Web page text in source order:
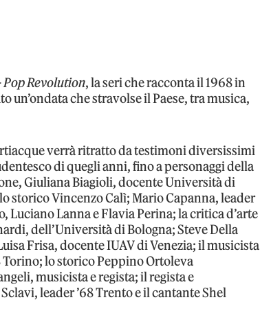
Pop Revolution, la seri che racconta il 1968 in
un’ondata che stravolse il Paese, tra musica,
verrà ritratto da testimoni diversissimi
di quegli anni, fino a personaggi della
Giuliana Biagioli, docente Università di
storico Vincenzo Calì; Mario Capanna, leader
Luciano Lanna e Flavia Perina; la critica d’arte
dell’Università di Bologna; Steve Della
Frisa, docente IUAV di Venezia; il musicista
Torino; lo storico Peppino Ortoleva
musicista e regista; il regista e
leader ’68 Trento e il cantante Shel